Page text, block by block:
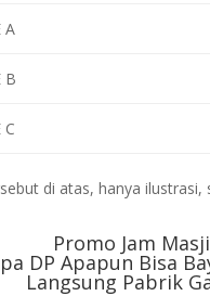
A
B
C
di atas, hanya
Promo Jam
DP Apapun Bisa
Langsung Pabrik